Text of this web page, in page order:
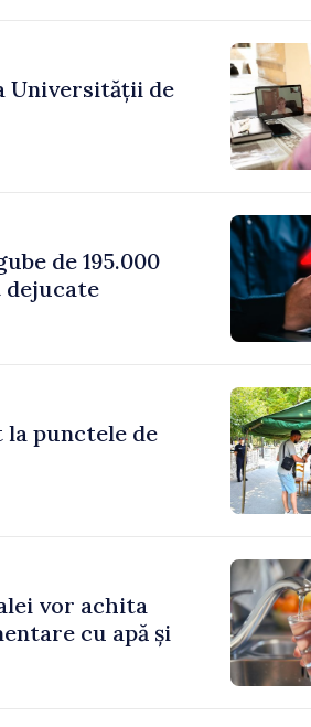
Universității de
de 195.000
dejucate
la punctele de
vor achita
cu apă și